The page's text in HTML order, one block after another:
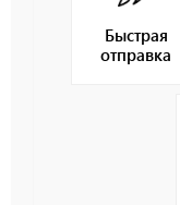
Быстрая
отправка